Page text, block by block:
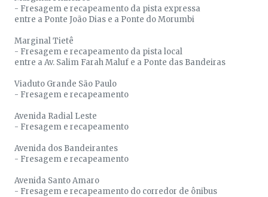
- Fresagem e recapeamento da pista expressa
entre a Ponte João Dias e a Ponte do Morumbi
Marginal Tietê
- Fresagem e recapeamento da pista local
entre a Av. Salim Farah Maluf e a Ponte das Bandeiras
Viaduto Grande São Paulo
- Fresagem e recapeamento
Avenida Radial Leste
- Fresagem e recapeamento
Avenida dos Bandeirantes
- Fresagem e recapeamento
Avenida Santo Amaro
- Fresagem e recapeamento do corredor de ônibus